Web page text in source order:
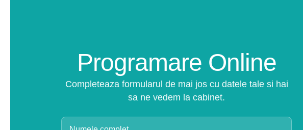
Programare Online
Completeaza formularul de mai jos cu datele tale si hai
sa ne vedem la cabinet.